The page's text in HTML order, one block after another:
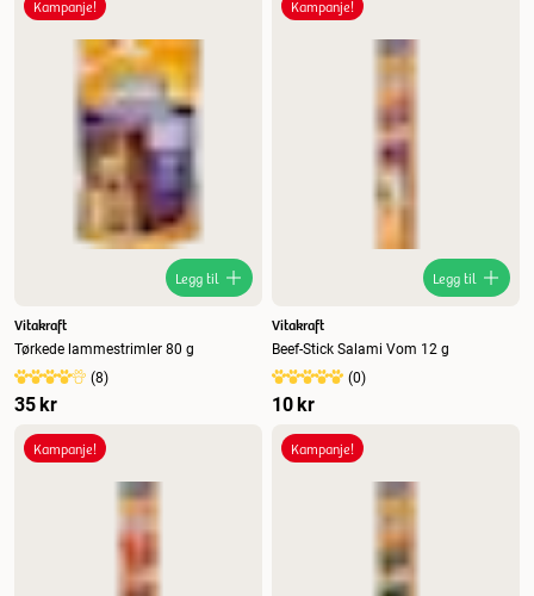
Kampanje!
Legg til
Vitakraft
Tørkede lammestrimler 80 g
(8)
35 kr
Kampanje!
Legg til
Vitakraft
Beef-Stick Salami Vom 12 g
(0)
10 kr
Kampanje! Kampanje!